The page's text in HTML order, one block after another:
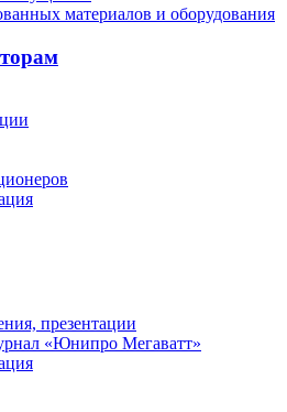
материалов и оборудования
презентации
«Юнипро Мегаватт»